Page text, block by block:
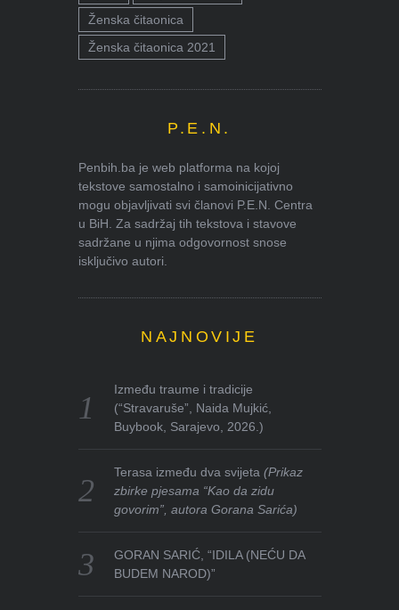
Ženska čitaonica
Ženska čitaonica 2021
P.E.N.
Penbih.ba je web platforma na kojoj
tekstove samostalno i samoinicijativno
mogu objavljivati svi članovi P.E.N. Centra
u BiH. Za sadržaj tih tekstova i stavove
sadržane u njima odgovornost snose
isključivo autori.
NAJNOVIJE
Između traume i tradicije
(“Stravaruše”, Naida Mujkić,
Buybook, Sarajevo, 2026.)
Terasa između dva svijeta(Prikaz
zbirke pjesama “Kao da zidu
govorim”, autora Gorana Sarića)
GORAN SARIĆ, “IDILA (NEĆU DA
BUDEM NAROD)”